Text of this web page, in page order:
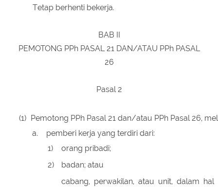
Tetap berhenti bekerja.
BAB II
PEMOTONG PPh PASAL 21 DAN/ATAU PPh PASAL
26
Pasal 2
(1) Pemotong PPh Pasal 21 dan/atau PPh Pasal 26,
a.
pemberi kerja yang terdiri dari:
1)
orang pribadi;
2)
badan; atau
cabang, perwakilan, atau unit, dalam